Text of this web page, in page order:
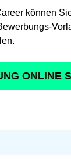
können
ONLINE